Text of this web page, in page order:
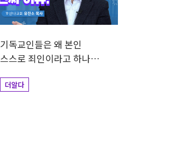
기독교인들은 왜 본인
스스로 죄인이라고 하나요?
더알다